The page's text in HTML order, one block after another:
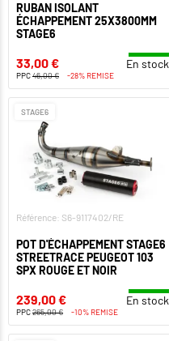
RUBAN ISOLANT
ÉCHAPPEMENT 25X3800MM
STAGE6
33,00 € En stock
PPC46,00 € -28% REMISE
STAGE6
Référence: S6-9117402/RE
POT D'ÉCHAPPEMENT STAGE6
STREETRACE PEUGEOT 103
SPX ROUGE ET NOIR
239,00 € En stock
PPC265,00 € -10% REMISE